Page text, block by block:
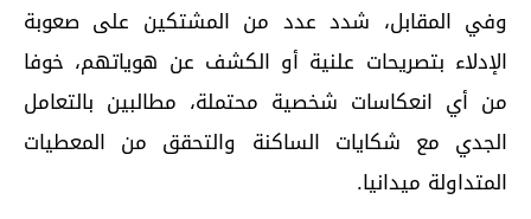
وفي المقابل، شدد عدد من المشتكين على صعوبة
الإدلاء بتصريحات علنية أو الكشف عن هوياتهم، خوفا
من أي انعكاسات شخصية محتملة، مطالبين بالتعامل
الجدي مع شكايات الساكنة والتحقق من المعطيات
المتداولة ميدانيا.